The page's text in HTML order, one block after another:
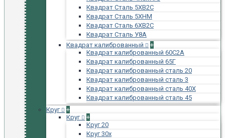
Квадрат Сталь 5ХВ2С
Квадрат Сталь 5ХНМ
Квадрат Сталь 6ХВ2С
Квадрат Сталь У8А
Квадрат калиброванный
+
Квадрат калиброванный 60С2А
Квадрат калиброванный 65Г
Квадрат калиброванный сталь 20
Квадрат калиброванный сталь 3
Квадрат калиброванный сталь 40Х
Квадрат калиброванный сталь 45
Круг
+
Круг
+
Круг 20
Круг 30х